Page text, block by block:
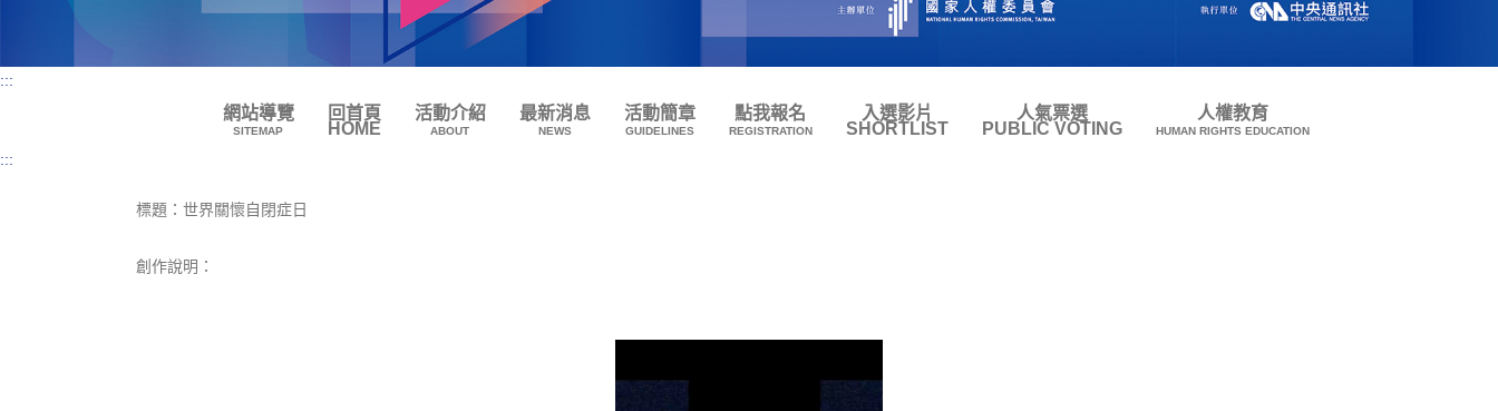
:::
網站導覽
SITEMAP
回首頁
HOME
活動介紹
ABOUT
最新消息
NEWS
活動簡章
GUIDELINES
點我報名
REGISTRATION
入選影片
SHORTLIST
人氣票選
PUBLIC VOTING
人權教育
HUMAN RIGHTS EDUCATION
:::
標題：世界關懷自閉症日
創作說明：